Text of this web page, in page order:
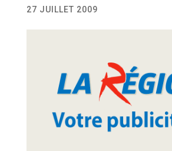
27 JUILLET 2009